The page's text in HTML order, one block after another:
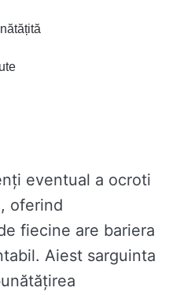
eventual a ocroti
oferind
fiecine are bariera
Aiest sarguinta